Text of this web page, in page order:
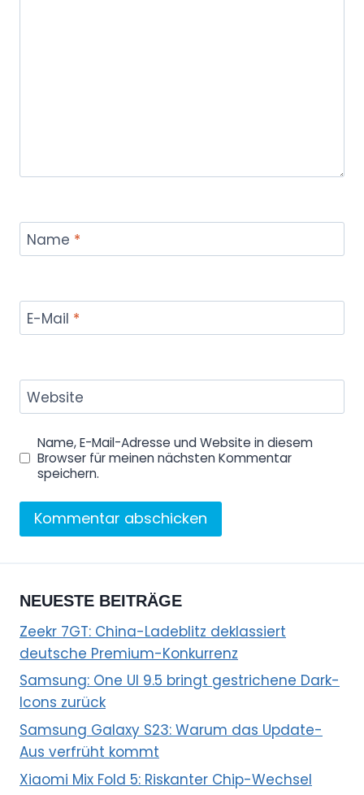
Name *
E-Mail *
Website
Name, E-Mail-Adresse und Website in diesem
Browser für meinen nächsten Kommentar
speichern.
NEUESTE BEITRÄGE
Zeekr 7GT: China-Ladeblitz deklassiert
deutsche Premium-Konkurrenz
Samsung: One UI 9.5 bringt gestrichene Dark-
Icons zurück
Samsung Galaxy S23: Warum das Update-
Aus verfrüht kommt
Xiaomi Mix Fold 5: Riskanter Chip-Wechsel